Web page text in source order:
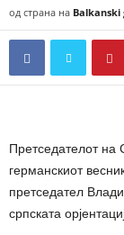
од страна на Balkanski
Претседателот на
германскиот
претседател
српската